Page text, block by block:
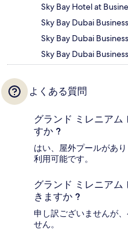
Sky Bay Hotel at
Sky Bay Dubai
Sky Bay Dubai
Sky Bay Dubai
よくある質問
グランド ミレニアム
すか ?
はい、屋外プールがあ
利用可能です。
グランド ミレニアム
きますか ?
申し訳ございませんが
せん。